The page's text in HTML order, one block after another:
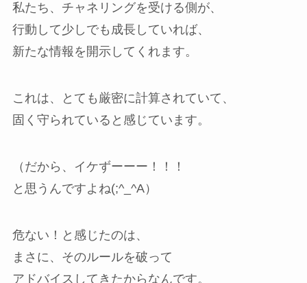
私たち、チャネリングを受ける側が、
行動して少しでも成長していれば、
新たな情報を開示してくれます。
これは、とても厳密に計算されていて、
固く守られていると感じています。
（だから、イケずーーー！！！
と思うんですよね(;^_^A）
危ない！と感じたのは、
まさに、そのルールを破って
アドバイスしてきたからなんです。